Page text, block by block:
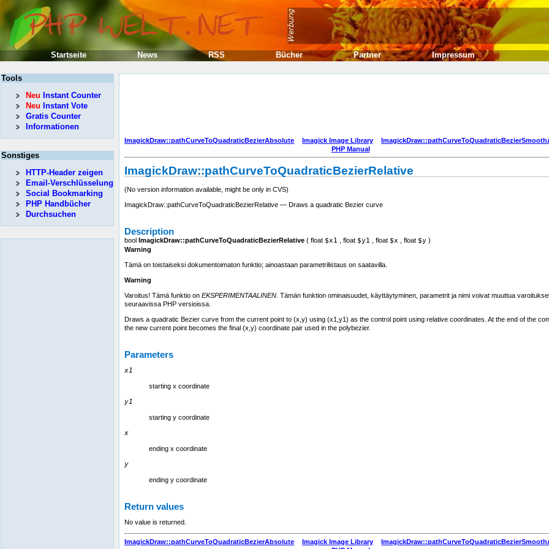
ImagickDraw::pathCurveToQuadraticBezierAbsolute
Imagick Image Library
PHP Manual
ImagickDraw::pathCurveToQuadraticBezierRelative
(No version information available, might be only in CVS)
ImagickDraw::pathCurveToQuadraticBezierRelative — Draws a quadratic Bezier curve
Description
bool ImagickDraw::pathCurveToQuadraticBezierRelative ( float $x1 float $y1 float $x float $y )
Warning
Tämä on toistaiseksi dokumentoimaton funktio; ainoastaan parametrilistaus on saatavilla.
Warning
Varoitus! Tämä funktio on EKSPERIMENTAALINEN . Tämän funktion ominaisuudet, käyttäytyminen, parametrit ja nimi voivat muuttua
seuraavissa PHP versioissa.
Draws a quadratic Bezier curve from the current point to (x,y) using (x1,y1) as the control point using relative coordinates. At the end of the
the new current point becomes the final (x,y) coordinate pair used in the polybezier.
Parameters
x1
starting x coordinate
y1
starting y coordinate
x
ending x coordinate
y
ending y coordinate
Return values
No value is returned.
ImagickDraw::pathCurveToQuadraticBezierAbsolute
Imagick Image Library
Tools
Neu Instant Counter
Neu Instant Vote
Gratis Counter
Informationen
Sonstiges
HTTP-Header zeigen
Email-Verschlüsselung
Social Bookmarking
PHP Handbücher
Durchsuchen
Startseite News RSS Bücher Partner Impressum